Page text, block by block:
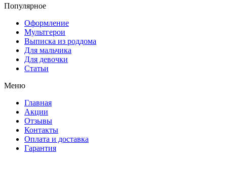
Популярное
Оформление
Мультгерои
Выписка из роддома
Для мальчика
Для девочки
Статьи
Меню
Главная
Акции
Отзывы
Контакты
Оплата и доставка
Гарантия